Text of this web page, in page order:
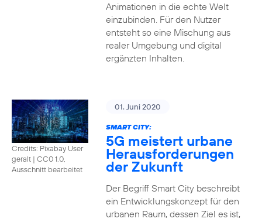
Animationen in die echte Welt
einzubinden. Für den Nutzer
entsteht so eine Mischung aus
realer Umgebung und digital
ergänzten Inhalten.
Credits: Pixabay User
geralt | CC0 1.0,
Ausschnitt bearbeitet
01. Juni 2020
SMART CITY:
5G meistert urbane
Herausforderungen
der Zukunft
Der Begriff Smart City beschreibt
ein Entwicklungskonzept für den
urbanen Raum, dessen Ziel es ist,